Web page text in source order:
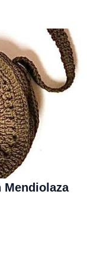
Mendiolaza